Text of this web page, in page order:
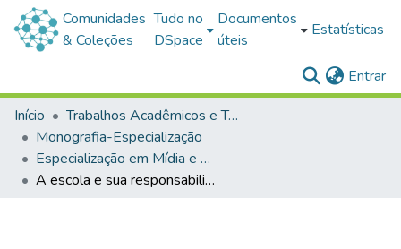
Comunidades
& Coleções
Tudo no
DSpace
Documentos
úteis
Estatísticas
Entrar
Início
Trabalhos Acadêmicos e Técnicos
Monografia-Especialização
Especialização em Mídia e Educação
A escola e sua responsabilidade na alfabetização midiática e na construção de uma sociedade crítica